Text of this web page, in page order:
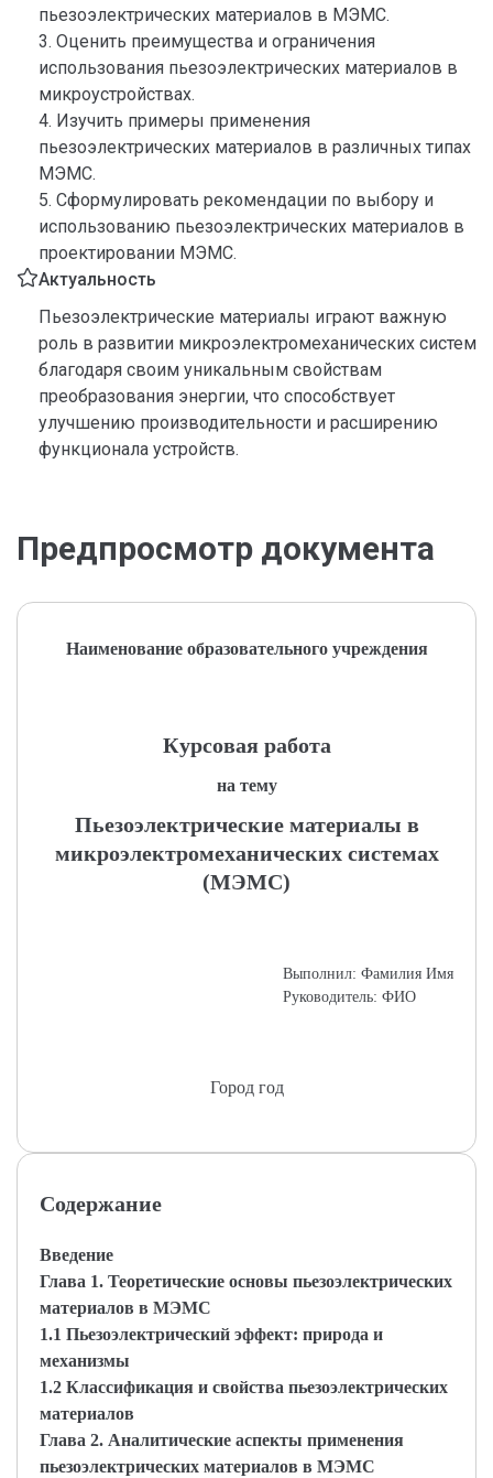
пьезоэлектрических материалов в МЭМС.
3. Оценить преимущества и ограничения
использования пьезоэлектрических материалов в
микроустройствах.
4. Изучить примеры применения
пьезоэлектрических материалов в различных типах
МЭМС.
5. Сформулировать рекомендации по выбору и
использованию пьезоэлектрических материалов в
проектировании МЭМС.
Актуальность
Пьезоэлектрические материалы играют важную
роль в развитии микроэлектромеханических систем
благодаря своим уникальным свойствам
преобразования энергии, что способствует
улучшению производительности и расширению
функционала устройств.
Предпросмотр документа
Наименование образовательного учреждения
Курсовая работа
на тему
Пьезоэлектрические материалы в
микроэлектромеханических системах
(МЭМС)
Выполнил: Фамилия Имя
Руководитель: ФИО
Город год
Содержание
Введение
Глава 1. Теоретические основы пьезоэлектрических
материалов в МЭМС
1.1 Пьезоэлектрический эффект: природа и
механизмы
1.2 Классификация и свойства пьезоэлектрических
материалов
Глава 2. Аналитические аспекты применения
пьезоэлектрических материалов в МЭМС